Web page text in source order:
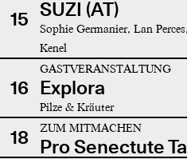
15 SUZI (AT)
Sophie Germanier, Lan
Kenel
16
GASTVERANSTALTUNG
Explora
Pilze & Kräuter
18 ZUM MITMACHEN
Pro Senectute